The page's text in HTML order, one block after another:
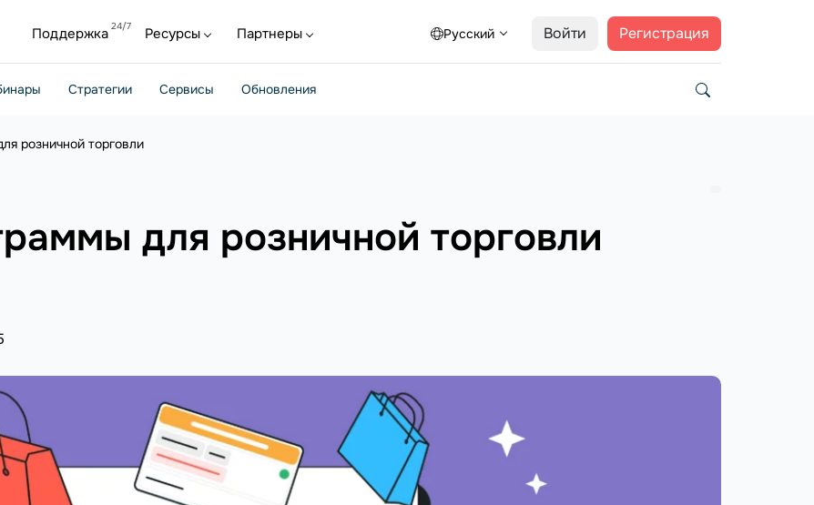
Русский Войти Регистрация
Поддержка Ресурсы Партнеры
Стратегии Сервисы Обновления
розничной торговли
для розничной торговли